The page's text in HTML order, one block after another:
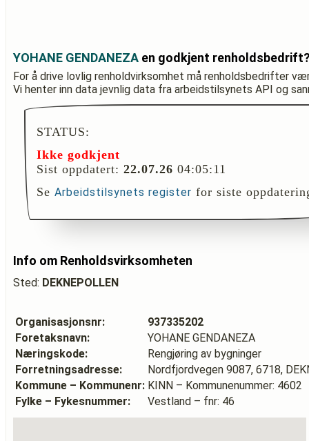
YOHANE GENDANEZA en godkjent
For å drive lovlig renholdvirksomhet må renholdsbedrifter
Vi henter inn data jevnlig data fra arbeidstilsynets API og
STATUS:
Ikke godkjent
Sist oppdatert: 22.07.26 04:05:11
Se Arbeidstilsynets register for siste
Info om Renholdsvirksomheten
Sted: DEKNEPOLLEN
Organisasjonsnr:
937335202
Foretaksnavn:
YOHANE GENDANEZA
Næringskode:
Rengjøring av bygninger
Forretningsadresse:
Nordfjordvegen 9087, 6718,
Kommune – Kommunenr: KINN – Kommunenummer: 4602
Fylke – Fykesnummer:
Vestland – fnr: 46